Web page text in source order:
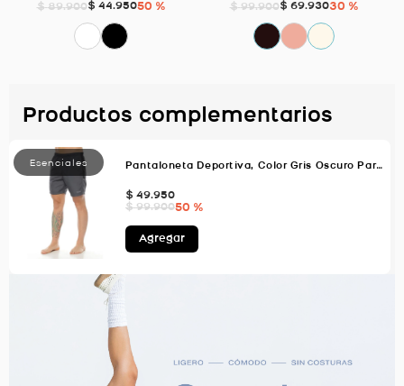
$ 89.900$ 44.95050 % $ 99.900$ 69.93030 %
Productos complementarios
Pantaloneta Deportiva, Color Gris Oscuro Para Hombre
$ 49.950
$ 99.90050 %
Agregar